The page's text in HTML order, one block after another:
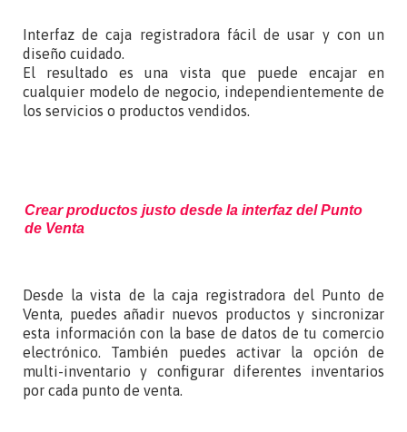
Interfaz de caja registradora fácil de usar y con un
diseño cuidado.
El resultado es una vista que puede encajar en
cualquier modelo de negocio, independientemente de
los servicios o productos vendidos.
Crear productos justo desde la interfaz del Punto
de Venta
Desde la vista de la caja registradora del Punto de
Venta, puedes añadir nuevos productos y sincronizar
esta información con la base de datos de tu comercio
electrónico. También puedes activar la opción de
multi-inventario y configurar diferentes inventarios
por cada punto de venta.